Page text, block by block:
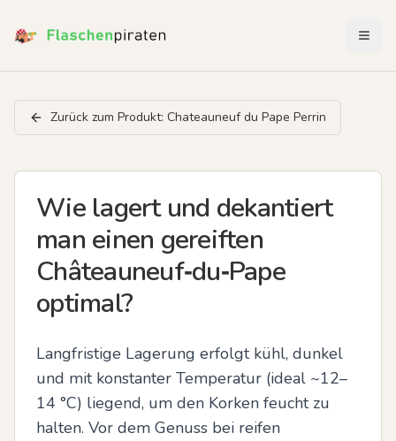
Zurück zum Produkt: Chateauneuf du Pape Perrin
Wie lagert und dekantiert
man einen gereiften
Châteauneuf‑du‑Pape
optimal?
Langfristige Lagerung erfolgt kühl, dunkel
und mit konstanter Temperatur (ideal ~12–
14 °C) liegend, um den Korken feucht zu
halten. Vor dem Genuss bei reifen